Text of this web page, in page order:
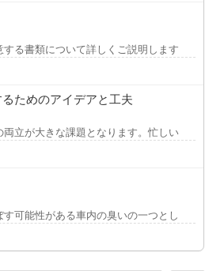
る書類について詳しくご説明します。
ためのアイデアと工夫
立が大きな課題となります。忙しい毎日
可能性がある車内の臭いの一つとして、